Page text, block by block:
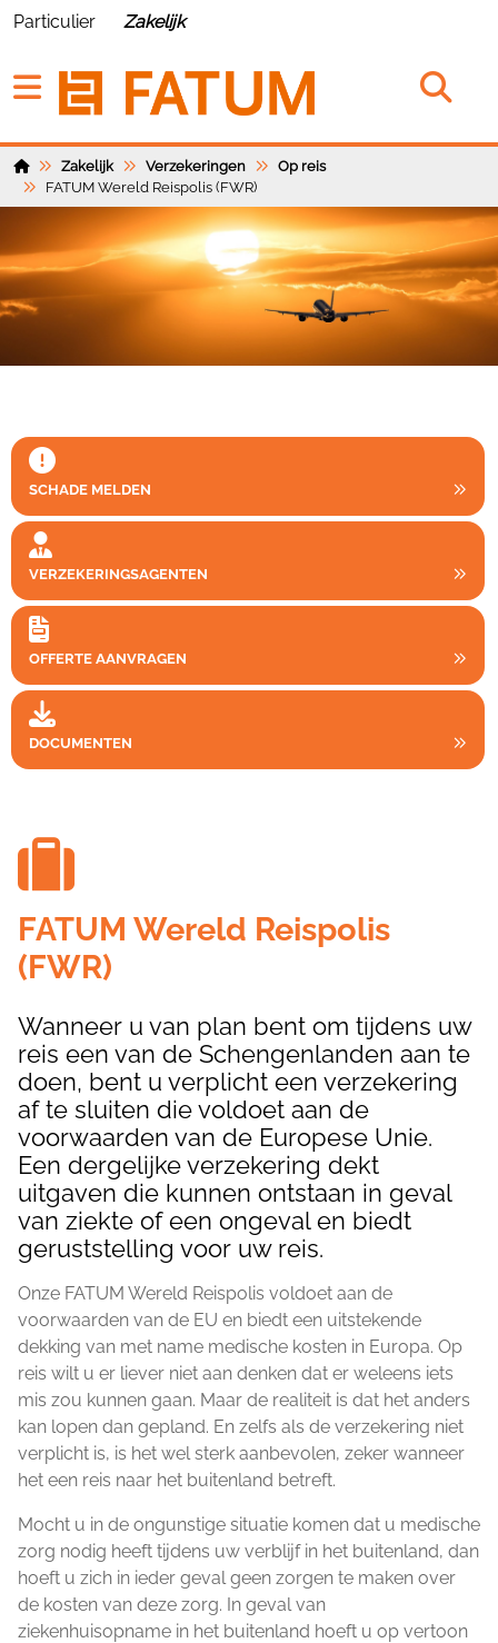
Particulier Zakelijk
Zakelijk Verzekeringen
Op reis
FATUM Wereld Reispolis (FWR)
SCHADE MELDEN
VERZEKERINGSAGENTEN
OFFERTE AANVRAGEN
DOCUMENTEN
FATUM Wereld Reispolis
(FWR)
Wanneer u van plan bent om tijdens uw
reis een van de Schengenlanden aan te
doen, bent u verplicht een verzekering
af te sluiten die voldoet aan de
voorwaarden van de Europese Unie.
Een dergelijke verzekering dekt
uitgaven die kunnen ontstaan in geval
van ziekte of een ongeval en biedt
geruststelling voor uw reis.
Onze FATUM Wereld Reispolis voldoet aan de
voorwaarden van de EU en biedt een uitstekende
dekking van met name medische kosten in Europa. Op
reis wilt u er liever niet aan denken dat er weleens iets
mis zou kunnen gaan. Maar de realiteit is dat het anders
kan lopen dan gepland. En zelfs als de verzekering niet
verplicht is, is het wel sterk aanbevolen, zeker wanneer
het een reis naar het buitenland betreft.
Mocht u in de ongunstige situatie komen dat u medische
zorg nodig heeft tijdens uw verblijf in het buitenland, dan
hoeft u zich in ieder geval geen zorgen te maken over
de kosten van deze zorg. In geval van
ziekenhuisopname in het buitenland hoeft u op vertoon